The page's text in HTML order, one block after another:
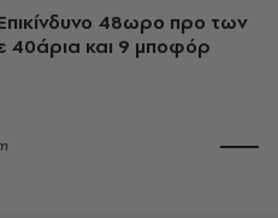
48ωρο προ των
40άρια και 9 μποφόρ